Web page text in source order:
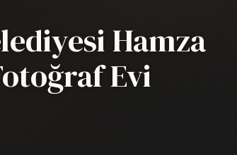
Hamza
Evi